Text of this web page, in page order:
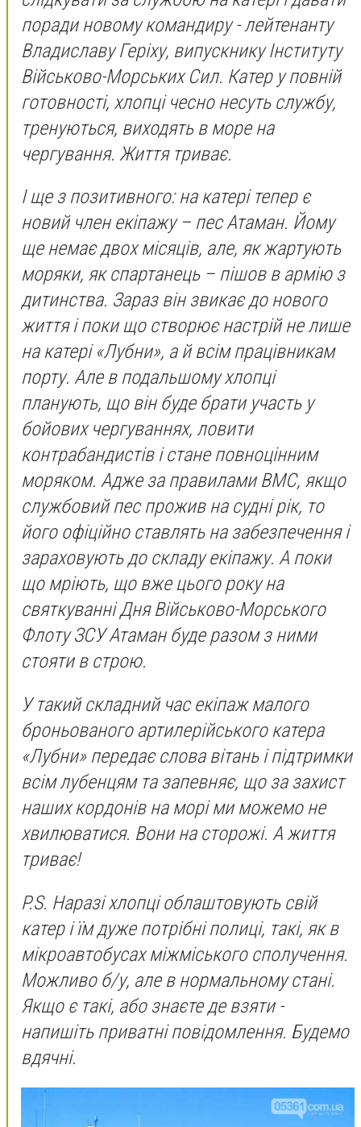
поради новому командиру - лейтенанту
Владиславу Геріху, випускнику Інституту
Військово-Морських Сил. Катер у повній
готовності, хлопці чесно несуть службу,
тренуються, виходять в море на
чергування. Життя триває.
І ще з позитивного: на катері тепер є
новий член екіпажу – пес Атаман. Йому
ще немає двох місяців, але, як жартують
моряки, як спартанець – пішов в армію з
дитинства. Зараз він звикає до нового
життя і поки що створює настрій не лише
на катері «Лубни», а й всім працівникам
порту. Але в подальшому хлопці
планують, що він буде брати участь у
бойових чергуваннях, ловити
контрабандистів і стане повноцінним
моряком. Адже за правилами ВМС, якщо
службовий пес прожив на судні рік, то
його офіційно ставлять на забезпечення і
зараховують до складу екіпажу. А поки
що мріють, що вже цього року на
святкуванні Дня Військово-Морського
Флоту ЗСУ Атаман буде разом з ними
стояти в строю.
У такий складний час екіпаж малого
броньованого артилерійського катера
«Лубни» передає слова вітань і підтримки
всім лубенцям та запевняє, що за захист
наших кордонів на морі ми можемо не
хвилюватися. Вони на сторожі. А життя
триває!
P.S. Наразі хлопці облаштовують свій
катер і їм дуже потрібні полиці, такі, як в
мікроавтобусах міжміського сполучення.
Можливо б/у, але в нормальному стані.
Якщо є такі, або знаєте де взяти -
напишіть приватні повідомлення. Будемо
вдячні.